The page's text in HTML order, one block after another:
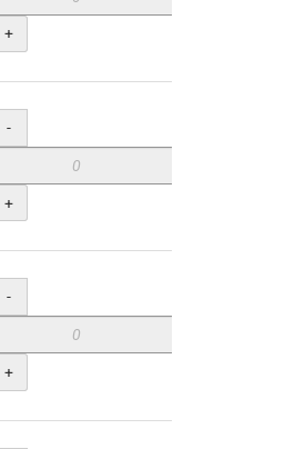
+
Menge
-
+
Menge
-
+